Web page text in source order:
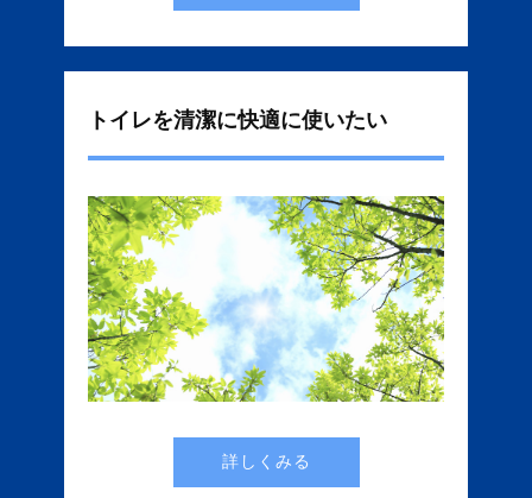
トイレを清潔に快適に使いたい
詳しくみる